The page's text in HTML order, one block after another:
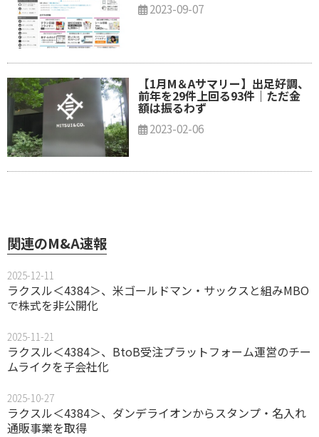
2023-09-07
【1月M＆Aサマリー】出足好調、
前年を29件上回る93件｜ただ金
額は振るわず
2023-02-06
関連のM&A速報
2025-12-11
ラクスル＜4384＞、米ゴールドマン・サックスと組みMBO
で株式を非公開化
2025-11-21
ラクスル＜4384＞、BtoB受注プラットフォーム運営のチー
ムライクを子会社化
2025-10-27
ラクスル＜4384＞、ダンデライオンからスタンプ・名入れ
通販事業を取得